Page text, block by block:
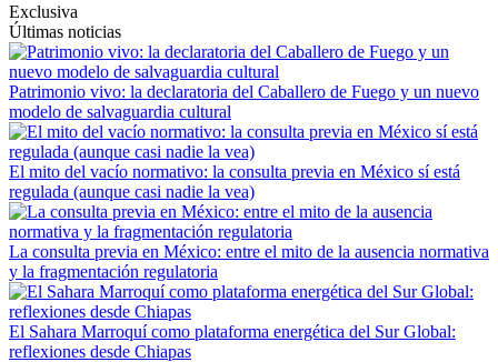
Exclusiva
Últimas noticias
Patrimonio vivo: la declaratoria del Caballero de Fuego y un nuevo
modelo de salvaguardia cultural
El mito del vacío normativo: la consulta previa en México sí está
regulada (aunque casi nadie la vea)
La consulta previa en México: entre el mito de la ausencia normativa
y la fragmentación regulatoria
El Sahara Marroquí como plataforma energética del Sur Global:
reflexiones desde Chiapas